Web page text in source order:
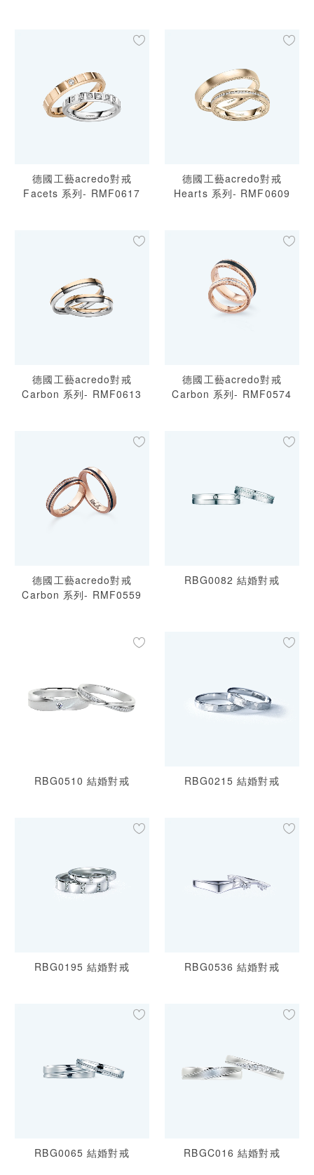
德國工藝acredo對戒
Facets 系列- RMF0617
德國工藝acredo對戒
Hearts 系列- RMF0609
德國工藝acredo對戒
Carbon 系列- RMF0613
德國工藝acredo對戒
Carbon 系列- RMF0574
德國工藝acredo對戒
Carbon 系列- RMF0559
RBG0082 結婚對戒
RBG0510 結婚對戒 RBG0215 結婚對戒
RBG0195 結婚對戒 RBG0536 結婚對戒
RBG0065 結婚對戒 RBGC016 結婚對戒